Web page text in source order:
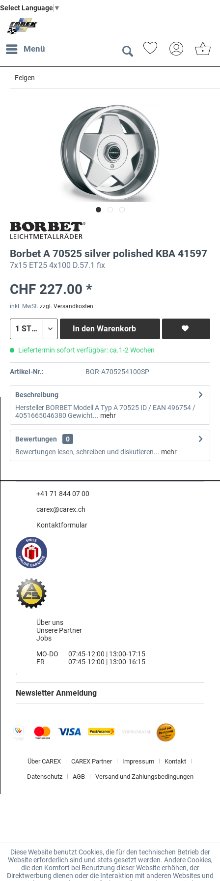
Select Language ▼
Menü
Felgen
Borbet A 70525 silver polished KBA 41597
7x15 ET25 4x100 D.57.1 fix
CHF 227.00 *
inkl. MwSt. zzgl. Versandkosten
In den Warenkorb
Liefertermin sofort verfügbar: ca.1-2 Wochen
Artikel-Nr.: BOR-A705254100SP
Beschreibung
Hersteller BORBET Modell A Typ A 70525 ID / EAN 496754 /
4051665046380 Gewicht... mehr
Bewertungen
0
Bewertungen lesen, schreiben und diskutieren... mehr
+41 71 844 07 00
carex@carex.ch
Kontaktformular
Über uns
Unsere Partner
Jobs
MO-DO
FR
07:45-12:00 | 13:00-17:15
07:45-12:00 | 13:00-16:15
Newsletter Anmeldung
Über CAREX CAREX Partner Impressum Kontakt
Datenschutz AGB Versand und Zahlungsbedingungen
Diese Website benutzt Cookies, die für den technischen Betrieb der
Website erforderlich sind und stets gesetzt werden. Andere Cookies,
die den Komfort bei Benutzung dieser Website erhöhen, der
Direktwerbung dienen oder die Interaktion mit anderen Websites und